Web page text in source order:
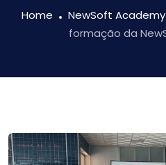
Home NewSoft Academy
formação da